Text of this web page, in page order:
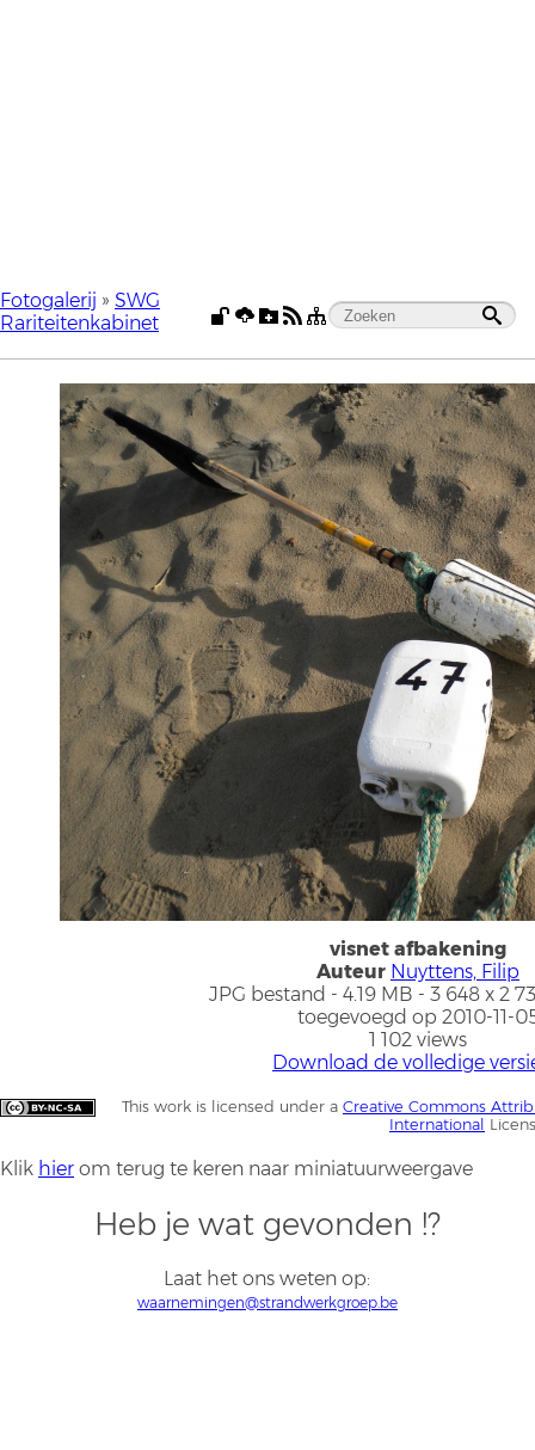
Fotogalerij » SWG
Rariteitenkabinet
visnet afbakening
Auteur Nuyttens, Filip
JPG bestand - 4.19 MB - 3 648 x 2
toegevoegd op 2010-11-
1 102 views
Download de volledige
This work is licensed under a Creative Commons
International
Klik hier om terug te keren naar miniatuurweergave
Heb je wat gevonden !?
Laat het ons weten op:
waarnemingen@strandwerkgroep.be